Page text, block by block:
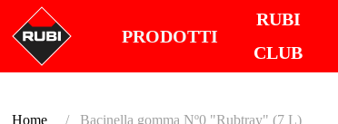
PRODOTTI
RUBI
CLUB
Home Bacinella gomma Nº0 "Rubtray" (7 L)